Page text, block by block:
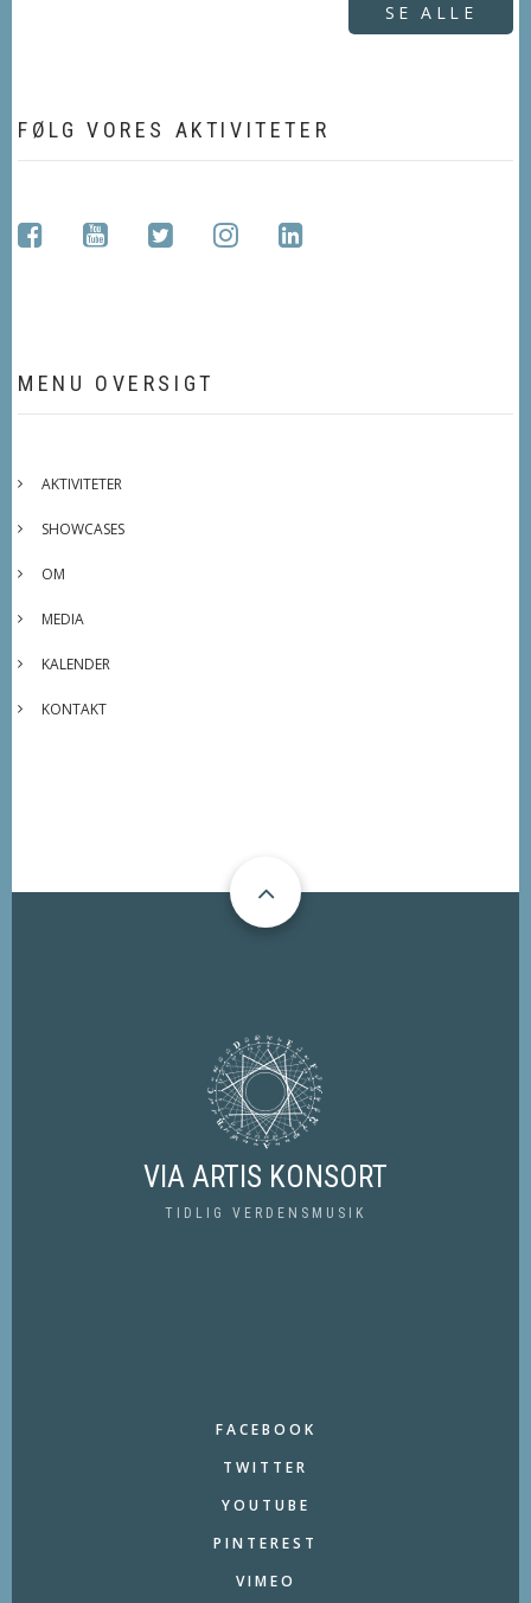
SE ALLE
FØLG VORES AKTIVITETER
facebookyoutubetwitterinstagramlinkedin
MENU OVERSIGT
AKTIVITETER
SHOWCASES
OM
MEDIA
KALENDER
KONTAKT
VIA ARTIS KONSORT
TIDLIG VERDENSMUSIK
FACEBOOK
TWITTER
YOUTUBE
PINTEREST
VIMEO